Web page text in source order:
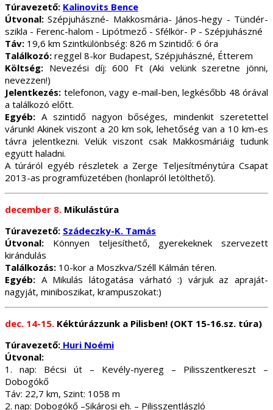
Túravezető: Kalinovits Bence
Útvonal:Szépjuhászné- Makkosmária- János-hegy - Tündér-
szikla - Ferenc-halom - Lipótmező - Sfélkör- P - Szépjuhászné
Táv: 19,6 km Szintkülönbség: 826 m Szintidő: 6 óra
Találkozó: reggel 8-kor Budapest, Szépjuhászné, Étterem
Költség: Nevezési díj: 600 Ft (Aki velünk szeretne jönni,
nevezzen!)
Jelentkezés: telefonon, vagy e-mail-ben, legkésőbb 48 órával
a találkozó előtt.
Egyéb: A szintidő nagyon bőséges, mindenkit szeretettel
várunk! Akinek viszont a 20 km sok, lehetőség van a 10 km-es
távra jelentkezni. Velük viszont csak Makkosmáriáig tudunk
együtt haladni.
A túráról egyéb részletek a Zerge Teljesítménytúra Csapat
2013-as programfüzetében (honlapról letölthető).
december 8. Mikulástúra
Túravezető: Szádeczky-K. Tamás
Útvonal: Könnyen teljesíthető, gyerekeknek szervezett
kirándulás
Találkozás: 10-kor a Moszkva/Széll Kálmán téren.
Egyéb: A Mikulás látogatása várható :) várjuk az apraját-
nagyját, miniboszikat, krampuszokat:)
dec. 14-15. Kéktúrázzunk a Pilisben! (OKT 15-16.sz. túra)
Túravezető: Huri Noémi
Útvonal:
1. nap: Bécsi út – Kevély-nyereg – Pilisszentkereszt –
Dobogókő
Táv: 22,7 km, Szint: 1058 m
2. nap: Dobogókő –Sikárosi eh. – Pilisszentlászló